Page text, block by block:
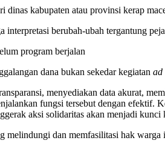
kabupaten atau provinsi kerap
interpretasi berubah-ubah tergantung
program berjalan
dana bukan sekedar kegiatan ad
menyediakan data akurat,
fungsi tersebut dengan efektif.
aksi solidaritas akan menjadi kunci
dan memfasilitasi hak